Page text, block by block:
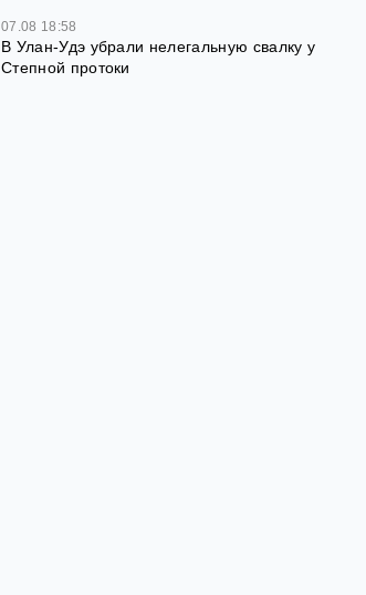
07.08 18:58
В Улан-Удэ убрали нелегальную свалку у
Степной протоки